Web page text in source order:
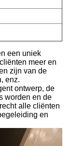
een uniek
meer en
zijn van de
enz.
ontwerp, de
worden en de
alle cliënten
en